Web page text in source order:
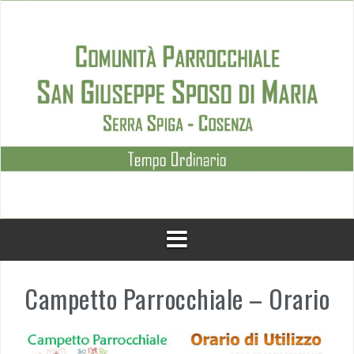
Campetto Parrocchiale – Orario